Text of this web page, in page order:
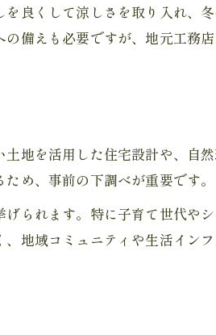
良くして涼しさを取り入れ、
備えも必要ですが、地元工務
地を活用した住宅設計や、自
め、事前の下調べが重要です。
られます。特に子育て世代や
地域コミュニティや生活イン